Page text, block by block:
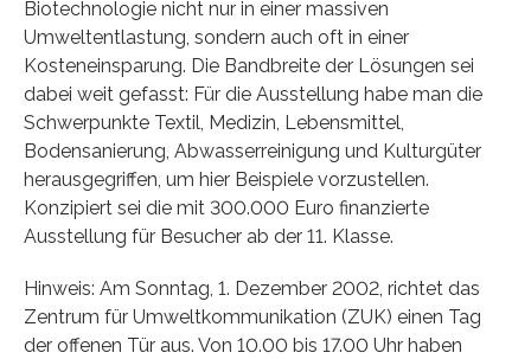
Biotechnologie nicht nur in einer massiven
Umweltentlastung, sondern auch oft in einer
Kosteneinsparung. Die Bandbreite der Lösungen sei
dabei weit gefasst: Für die Ausstellung habe man die
Schwerpunkte Textil, Medizin, Lebensmittel,
Bodensanierung, Abwasserreinigung und Kulturgüter
herausgegriffen, um hier Beispiele vorzustellen.
Konzipiert sei die mit 300.000 Euro finanzierte
Ausstellung für Besucher ab der 11. Klasse.
Hinweis: Am Sonntag, 1. Dezember 2002, richtet das
Zentrum für Umweltkommunikation (ZUK) einen Tag
der offenen Tür aus. Von 10.00 bis 17.00 Uhr haben